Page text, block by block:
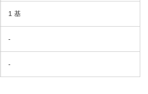
1 基
-
-